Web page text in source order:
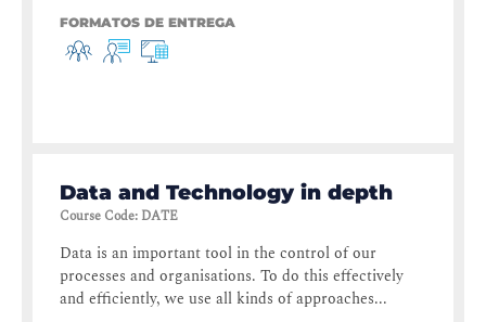
FORMATOS DE ENTREGA
Data and Technology in depth
Course Code: DATE
Data is an important tool in the control of our
processes and organisations. To do this effectively
and efficiently, we use all kinds of approaches...